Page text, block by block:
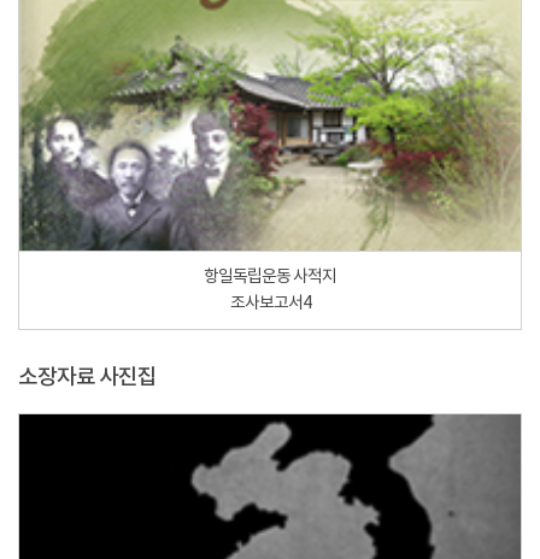
항일독립운동 사적지
조사보고서4
소장자료 사진집